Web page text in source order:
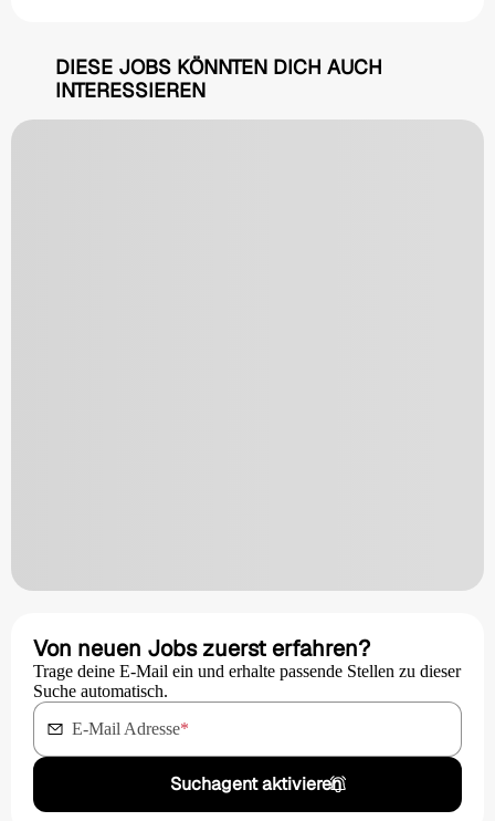
DIESE JOBS KÖNNTEN DICH AUCH
INTERESSIEREN
Von neuen Jobs zuerst erfahren?
Trage deine E-Mail ein und erhalte passende Stellen zu dieser
Suche automatisch.
E-Mail Adresse*
Suchagent aktivieren